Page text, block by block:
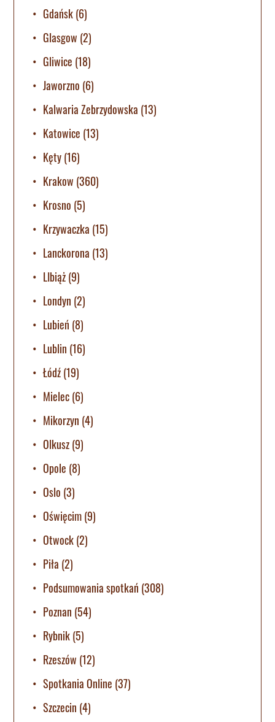
Gdańsk(6)
Glasgow (2)
Gliwice (18)
Jaworzno (6)
Kalwaria Zebrzydowska (13)
Katowice (13)
Kęty(16)
Krakow (360)
Krosno (5)
Krzywaczka (15)
Lanckorona (13)
LIbiąż(9)
Londyn (2)
Lubień (8)
Lublin (16)
Łódź(19)
Mielec(6)
Mikorzyn (4)
Olkusz(9)
Opole (8)
Oslo (3)
Oświęcim(9)
Otwock(2)
Piła (2)
Podsumowania spotkań (308)
Poznan (54)
Rybnik(5)
Rzeszów (12)
Spotkania Online (37)
Szczecin (4)